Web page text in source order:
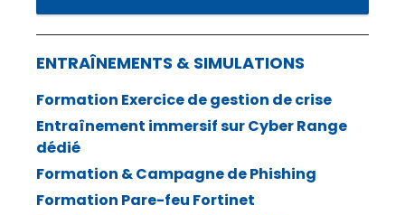
ENTRAÎNEMENTS & SIMULATIONS
Formation Exercice de gestion de crise
Entraînement immersif sur Cyber Range
dédié
Formation & Campagne de Phishing
Formation Pare-feu Fortinet